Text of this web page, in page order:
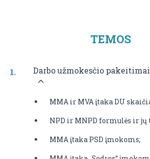
TEMOS
Darbo užmokesčio pakeitimai
MMA ir MVA įtaka DU
NPD ir MNPD formulės ir jų
MMA įtaka PSD įmokoms;